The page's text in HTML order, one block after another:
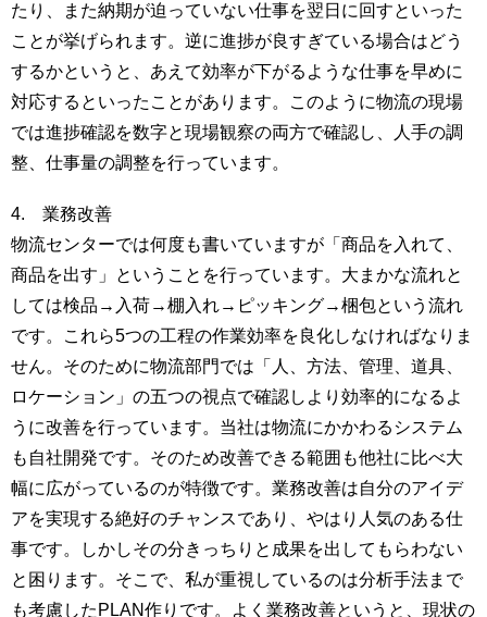
たり、また納期が迫っていない仕事を翌日に回すといった
ことが挙げられます。逆に進捗が良すぎている場合はどう
するかというと、あえて効率が下がるような仕事を早めに
対応するといったことがあります。このように物流の現場
では進捗確認を数字と現場観察の両方で確認し、人手の調
整、仕事量の調整を行っています。
4. 業務改善
物流センターでは何度も書いていますが「商品を入れて、
商品を出す」ということを行っています。大まかな流れと
しては検品→入荷→棚入れ→ピッキング→梱包という流れ
です。これら5つの工程の作業効率を良化しなければなりま
せん。そのために物流部門では「人、方法、管理、道具、
ロケーション」の五つの視点で確認しより効率的になるよ
うに改善を行っています。当社は物流にかかわるシステム
も自社開発です。そのため改善できる範囲も他社に比べ大
幅に広がっているのが特徴です。業務改善は自分のアイデ
アを実現する絶好のチャンスであり、やはり人気のある仕
事です。しかしその分きっちりと成果を出してもらわない
と困ります。そこで、私が重視しているのは分析手法まで
も考慮したPLAN作りです。よく業務改善というと、現状の